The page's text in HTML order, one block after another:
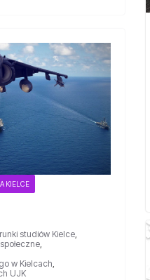
KIELCE
studiów Kielce,
,
w Kielcach,
UJK